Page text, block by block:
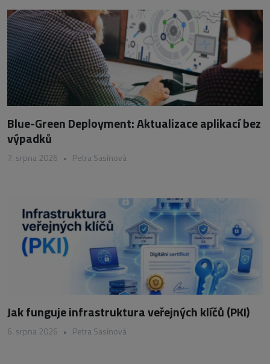
Blue-Green Deployment: Aktualizace aplikací bez
výpadků
7. srpna 2026 • Petra Sasínová
Jak funguje infrastruktura veřejných klíčů (PKI)
6. srpna 2026 • Petra Sasínová